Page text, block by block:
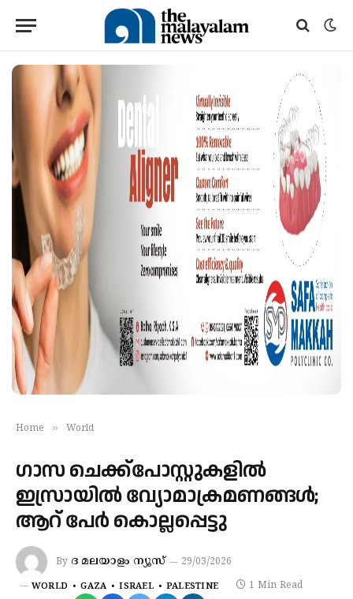
Home » World
ഗാസ ചെക്ക്പോസ്റ്റുകളില്‍
ഇസ്രായില്‍ വ്യോമാക്രമണങ്ങള്‍;
ആറ് പേര്‍ കൊല്ലപ്പെട്ടു
By ദ മലയാളം ന്യൂസ് 29/03/2026
WORLD GAZA ISRAEL PALESTINE 1 Min Read